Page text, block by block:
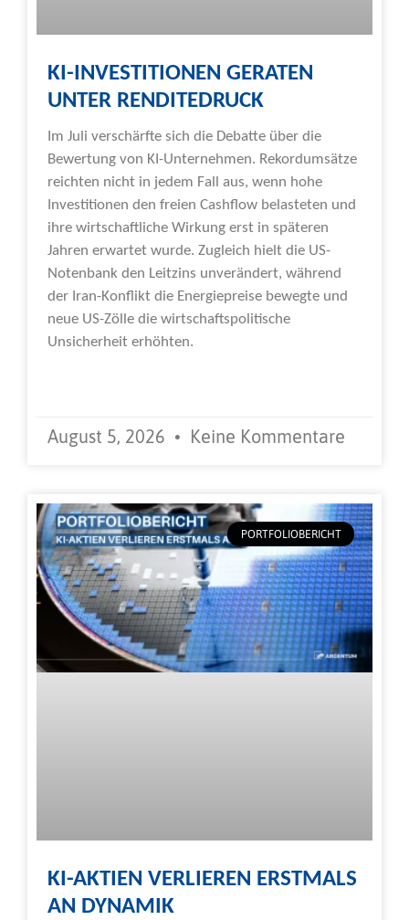
KI-INVESTITIONEN GERATEN
UNTER RENDITEDRUCK
Im Juli verschärfte sich die Debatte über die
Bewertung von KI-Unternehmen. Rekordumsätze
reichten nicht in jedem Fall aus, wenn hohe
Investitionen den freien Cashflow belasteten und
ihre wirtschaftliche Wirkung erst in späteren
Jahren erwartet wurde. Zugleich hielt die US-
Notenbank den Leitzins unverändert, während
der Iran-Konflikt die Energiepreise bewegte und
neue US-Zölle die wirtschaftspolitische
Unsicherheit erhöhten.
August 5, 2026 Keine Kommentare
PORTFOLIOBERICHT
KI-AKTIEN VERLIEREN ERSTMALS
AN DYNAMIK